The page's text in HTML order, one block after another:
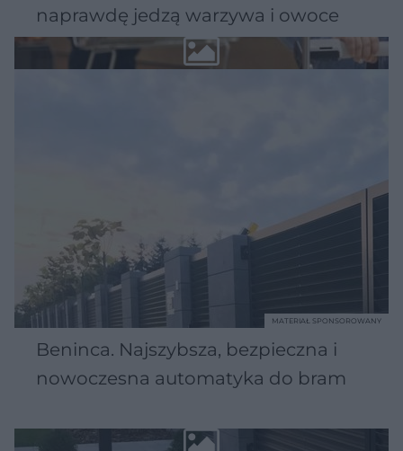
naprawdę jedzą warzywa i owoce
Beninca. Najszybsza, bezpieczna i
nowoczesna automatyka do bram
MATERIAŁ SPONSOROWANY